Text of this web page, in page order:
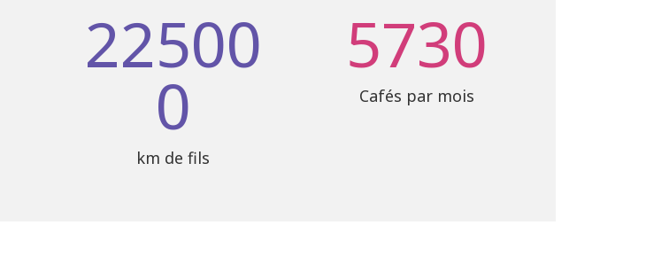
22500
0
km de fils
5730
Cafés par mois